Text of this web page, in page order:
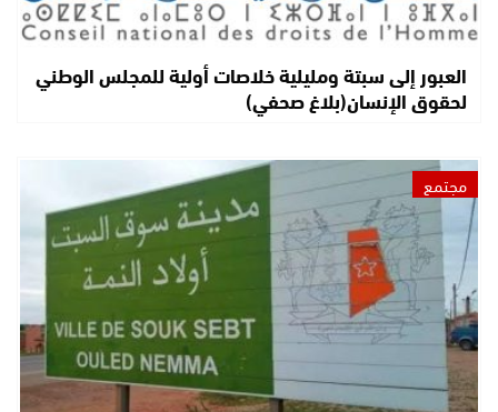
العبور إلى سبتة ومليلية خلاصات أولية للمجلس الوطني
لحقوق الإنسان(بلاغ صحفي)
مجتمع